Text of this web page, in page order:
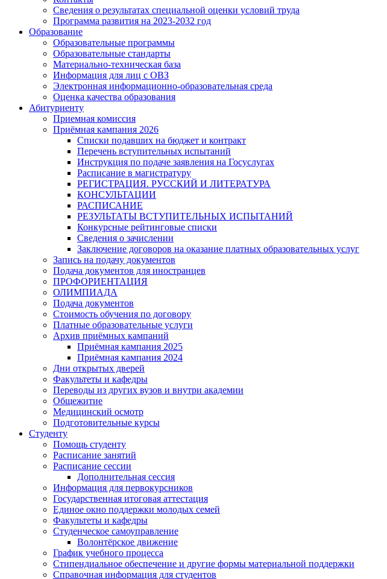
Сведения о результатах специальной оценки условий труда
Программа развития на 2023-2032 год
Образование
Образовательные программы
Образовательные стандарты
Материально-техническая база
Информация для лиц с ОВЗ
Электронная информационно-образовательная среда
Оценка качества образования
Абитуриенту
Приемная комиссия
Приёмная кампания 2026
Списки подавших на бюджет и контракт
Перечень вступительных испытаний
Инструкция по подаче заявления на Госуслугах
Расписание в магистратуру
РЕГИСТРАЦИЯ. РУССКИЙ И ЛИТЕРАТУРА
КОНСУЛЬТАЦИИ
РАСПИСАНИЕ
РЕЗУЛЬТАТЫ ВСТУПИТЕЛЬНЫХ ИСПЫТАНИЙ
Конкурсные рейтинговые списки
Сведения о зачислении
Заключение договоров на оказание платных образовательных услуг
Запись на подачу документов
Подача документов для иностранцев
ПРОФОРИЕНТАЦИЯ
ОЛИМПИАДА
Подача документов
Стоимость обучения по договору
Платные образовательные услуги
Архив приёмных кампаний
Приёмная кампания 2025
Приёмная кампания 2024
Дни открытых дверей
Факультеты и кафедры
Переводы из других вузов и внутри академии
Общежитие
Медицинский осмотр
Подготовительные курсы
Студенту
Помощь студенту
Расписание занятий
Расписание сессии
Дополнительная сессия
Информация для первокурсников
Государственная итоговая аттестация
Единое окно поддержки молодых семей
Факультеты и кафедры
Студенческое самоуправление
Волонтёрское движение
График учебного процесса
Стипендиальное обеспечение и другие формы материальной поддержки
Справочная информация для студентов